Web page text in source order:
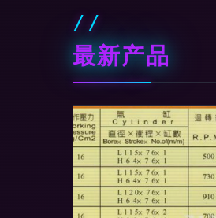
最新产品